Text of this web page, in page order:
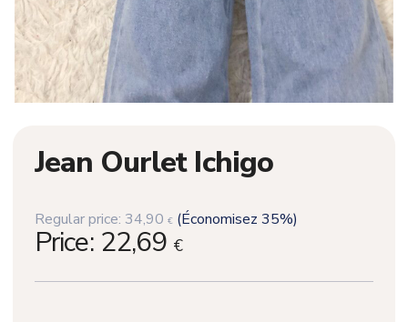
Jean Ourlet Ichigo
Regular price: 34,90 € (Économisez 35%)
Price: 22,69 €